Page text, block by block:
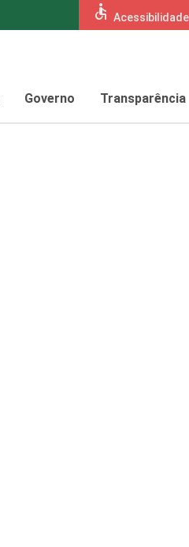
accessible Acessibilidade
Governo Transparência